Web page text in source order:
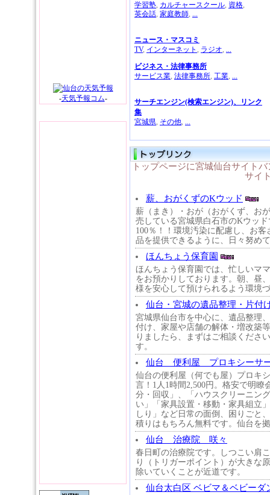
-天気予報コム-
学習塾, カルチャースクール, 資格,
英会話, 家庭教師, ...
ニュース・マスコミ
TV, インターネット , ラジオ, ...
ビジネス・法律事務所
サービス業, 法律事務所, 工業, ...
サーチエンジン(検索エンジン)、リンク
集
宮城県, その他, ...
トップページに宮城仙台サイト
サイ
薪、おがくずのKウッド
薪（まき）・おが（おがくず、お
売している宮城県白石市のKウッ
100％！！環境汚染に配慮し、お
品を提供できるように、日々努め
ほんちょう保育園
ほんちょう保育園では、忙しいマ
をお預かりしております。朝、昼
様を安心して預けられるよう環境
仙台・宮城の遺品整理・片付
宮城県仙台市を中心に、遺品整理
付け、家屋や店舗の解体・増改築
りましたら、まずはご相談くださ
す。
仙台 便利屋 プロキシーサ
仙台の便利屋（何でも屋）プロキ
言！1人1時間2,500円。格安で明
分・回収」、「ハウスクリーニン
い」「家具設置・移動・家具組立
しり」など日常の面倒、困りごと
積りはもちろん無料です。仙台を
仙台 治療院 咲々
春日町の治療院です。しつこい肩
り（トリガーポイント）が大きな
除いていくことが近道です。
仙台太白区 ベビマ＆ベビーダ